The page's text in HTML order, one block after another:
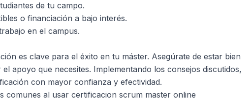
de tu campo.
o financiación a bajo interés.
en el campus.
es clave para el éxito en tu máster. Asegúrate de estar bien
apoyo que necesites. Implementando los consejos discutidos,
con mayor confianza y efectividad.
comunes al usar certificacion scrum master online